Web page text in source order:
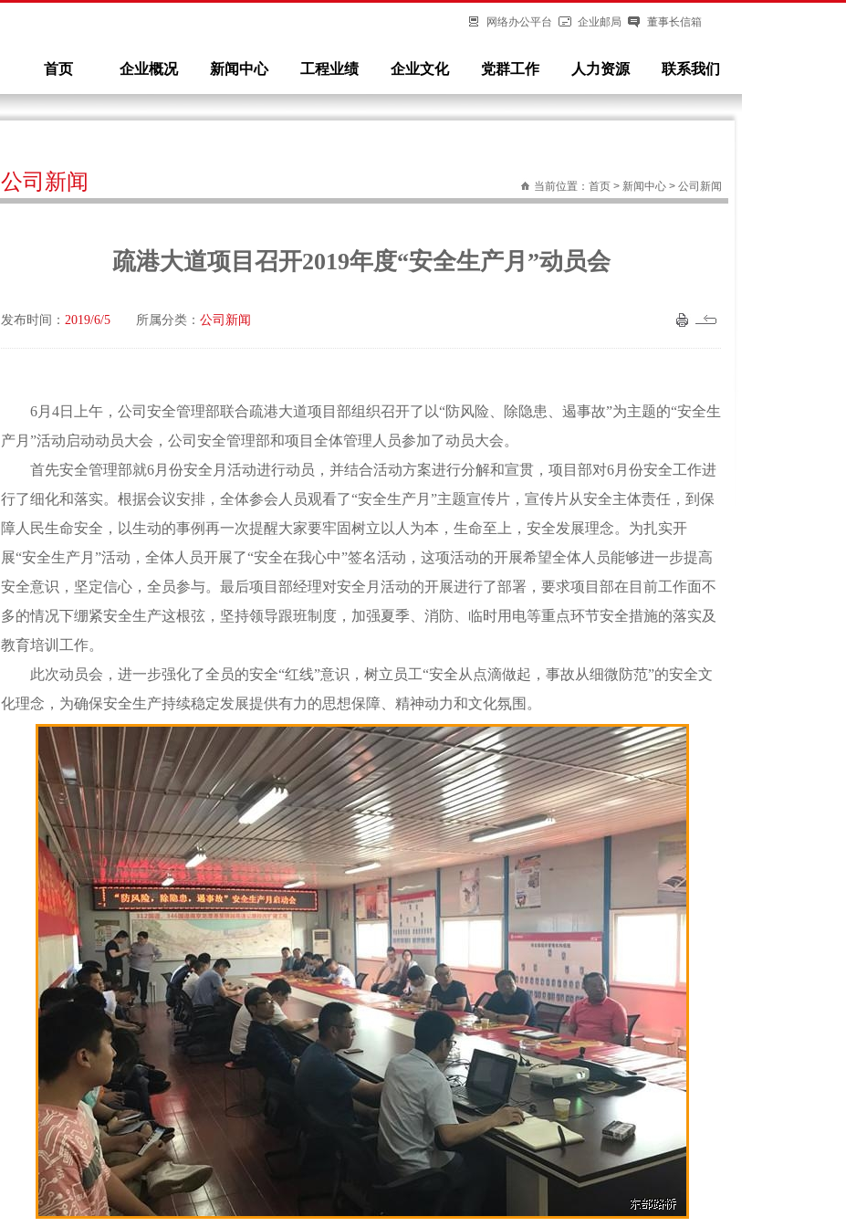
网络办公平台 企业邮局 董事长信箱
首页 企业概况 新闻中心 工程业绩 企业文化 党群工作 人力资源 联系我们
公司新闻 当前位置： 首页 > 新闻中心 > 公司新闻
疏港大道项目召开2019年度“安全生产月”动员会
发布时间： 2019/6/5 所属分类： 公司新闻
6月 4日上午，公司安全管理部联合疏港大道项目部组织召开了以“防风险、除隐患、遏事故”为主题的“安全生
产月”活动启动动员大会，公司安全管理部和项目全体管理人员参加了动员大会。
首先安全管理部就6月份安全月活动进行动员，并结合活动方案进行分解和宣贯，项目部对6月份安全工作进
行了细化和落实。根据会议安排，全体参会人员观看了“安全生产月”主题宣传片，宣传片从安全主体责任，到保
障人民生命安全，以生动的事例再一次提醒大家要牢固树立以人为本，生命至上，安全发展理念。为扎实开
展“安全生产月”活动，全体人员开展了“安全在我心中”签名活动，这项活动的开展希望全体人员能够进一步提高
安全意识，坚定信心，全员参与。最后项目部经理对安全月活动的开展进行了部署，要求项目部在目前工作面不
多的情况下绷紧安全生产这根弦，坚持领导跟班制度，加强夏季、消防、临时用电等重点环节安全措施的落实及
教育培训工作。
此次动员会，进一步强化了全员的安全“红线”意识，树立员工“安全从点滴做起，事故从细微防范”的安全文
化理念，为确保安全生产持续稳定发展提供有力的思想保障、精神动力和文化氛围。